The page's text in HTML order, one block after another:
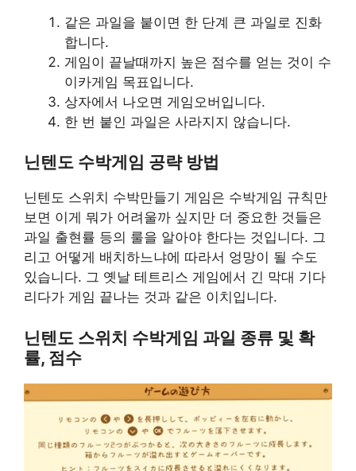
같은 과일을 붙이면 한 단계 큰 과일로 진화
합니다.
게임이 끝날때까지 높은 점수를 얻는 것이 수
이카게임 목표입니다.
상자에서 나오면 게임오버입니다.
한 번 붙인 과일은 사라지지 않습니다.
닌텐도 수박게임 공략 방법
닌텐도 스위치 수박만들기 게임은 수박게임 규칙만
보면 이게 뭐가 어려울까 싶지만 더 중요한 것들은
과일 출현률 등의 룰을 알아야 한다는 것입니다. 그
리고 어떻게 배치하느냐에 따라서 엉망이 될 수도
있습니다. 그 옛날 테트리스 게임에서 긴 막대 기다
리다가 게임 끝나는 것과 같은 이치입니다.
닌텐도 스위치 수박게임 과일 종류 및 확
률, 점수